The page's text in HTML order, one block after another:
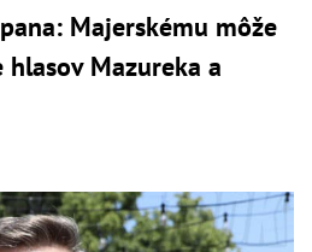
Majerskému môže
Mazureka a